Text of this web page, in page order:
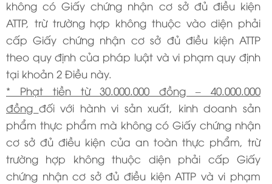
không có Giấy chứng nhận cơ sở đủ điều kiện
ATTP, trừ trường hợp không thuộc vào diện phải
cấp Giấy chứng nhận cơ sở đủ điều kiện ATTP
theo quy định của pháp luật và vi phạm quy định
tại khoản 2 Điều này.
* Phạt tiền từ 30.000.000 đồng – 40.000.000
đồng đối với hành vi sản xuất, kinh doanh sản
phẩm thực phẩm mà không có Giấy chứng nhận
cơ sở đủ điều kiện của an toàn thực phẩm, trừ
trường hợp không thuộc diện phải cấp Giấy
chứng nhận cơ sở đủ điều kiện ATTP và vi phạm